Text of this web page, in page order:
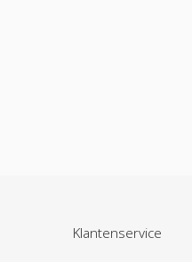
Klantenservice